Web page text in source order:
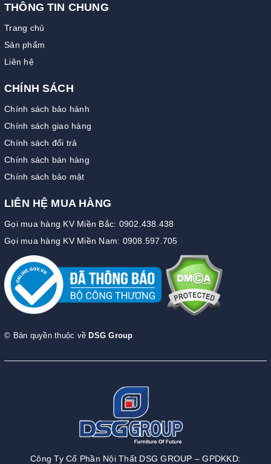
THÔNG TIN CHUNG
Trang chủ
Sản phẩm
Liên hệ
CHÍNH SÁCH
Chính sách bảo hành
Chính sách giao hàng
Chính sách đổi trả
Chính sách bán hàng
Chính sách bảo mật
LIÊN HỆ MUA HÀNG
Gọi mua hàng KV Miền Bắc: 0902.438.438
Gọi mua hàng KV Miền Nam: 0908.597.705
© Bản quyền thuộc về DSG Group
Công Ty Cổ Phần Nội Thất DSG GROUP – GPDKKD: